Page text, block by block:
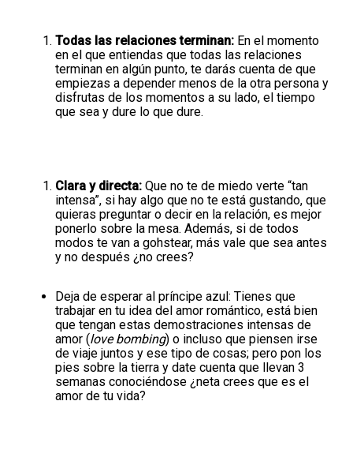
Todas las relaciones terminan: En el momento
en el que entiendas que todas las relaciones
terminan en algún punto, te darás cuenta de que
empiezas a depender menos de la otra persona y
disfrutas de los momentos a su lado, el tiempo
que sea y dure lo que dure.
Clara y directa: Que no te de miedo verte “tan
intensa”, si hay algo que no te está gustando, que
quieras preguntar o decir en la relación, es mejor
ponerlo sobre la mesa. Además, si de todos
modos te van a gohstear, más vale que sea antes
y no después ¿no crees?
Deja de esperar al príncipe azul: Tienes que
trabajar en tu idea del amor romántico, está bien
que tengan estas demostraciones intensas de
amor (love bombing) o incluso que piensen irse
de viaje juntos y ese tipo de cosas; pero pon los
pies sobre la tierra y date cuenta que llevan 3
semanas conociéndose ¿neta crees que es el
amor de tu vida?